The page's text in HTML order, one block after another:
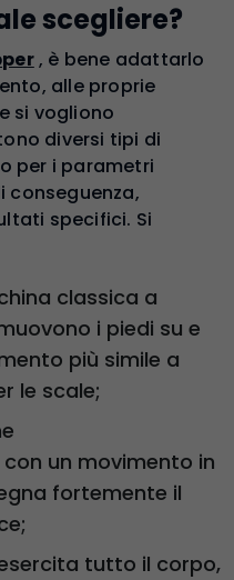
scegliere?
, è bene adattarlo
alle proprie
si vogliono
diversi tipi di
per i parametri
conseguenza,
specifici. Si
classica a
i piedi su e
più simile a
le scale;
un movimento in
fortemente il
tutto il corpo,